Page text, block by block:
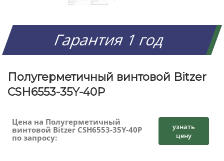
Гарантия 1 год
Полугерметичный винтовой Bitzer
CSH6553-35Y-40P
Цена на Полугерметичный
винтовой Bitzer CSH6553-35Y-40P
по запросу:
узнать
цену